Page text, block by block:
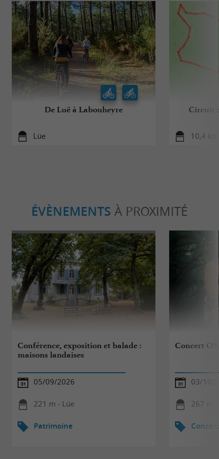
De Luë à Labouheyre
Lüe
Circuit
10,4
ÉVÈNEMENTS À PROXIMITÉ
Conférence, exposition et balade :
maisons landaises
05/09/2026
221 m - Lüe
Patrimoine
Concert
03/10/
267 m -